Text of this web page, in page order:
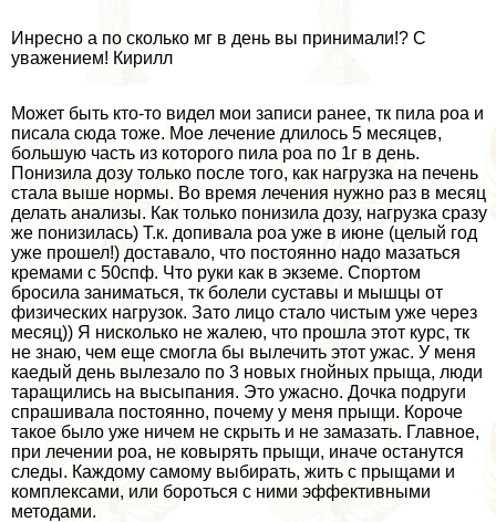
Инресно а по сколько мг в день вы принимали!? С
уважением! Кирилл
Может быть кто-то видел мои записи ранее, тк пила роа и
писала сюда тоже. Мое лечение длилось 5 месяцев,
большую часть из которого пила роа по 1г в день.
Понизила дозу только после того, как нагрузка на печень
стала выше нормы. Во время лечения нужно раз в месяц
делать анализы. Как только понизила дозу, нагрузка сразу
же понизилась) Т.к. допивала роа уже в июне (целый год
уже прошел!) доставало, что постоянно надо мазаться
кремами с 50спф. Что руки как в экземе. Спортом
бросила заниматься, тк болели суставы и мышцы от
физических нагрузок. Зато лицо стало чистым уже через
месяц)) Я нисколько не жалею, что прошла этот курс, тк
не знаю, чем еще смогла бы вылечить этот ужас. У меня
каедый день вылезало по 3 новых гнойных прыща, люди
таращились на высыпания. Это ужасно. Дочка подруги
спрашивала постоянно, почему у меня прыщи. Короче
такое было уже ничем не скрыть и не замазать. Главное,
при лечении роа, не ковырять прыщи, иначе останутся
следы. Каждому самому выбирать, жить с прыщами и
комплексами, или бороться с ними эффективными
методами.